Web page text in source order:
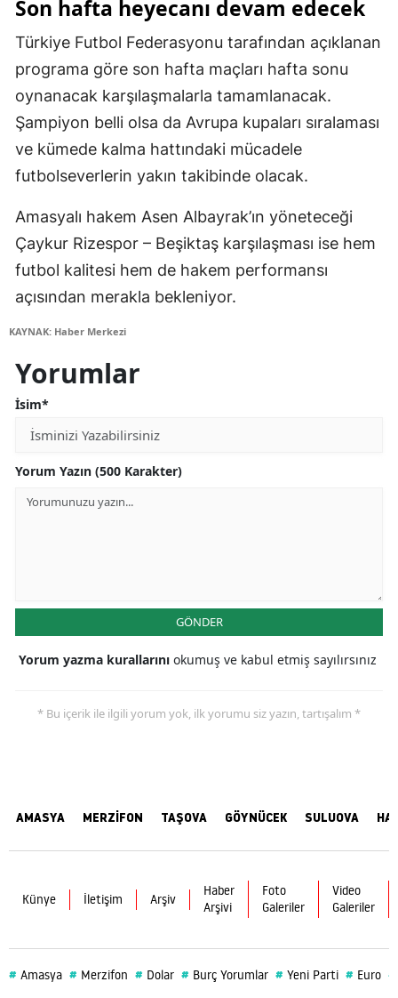
Son hafta heyecanı devam edecek
Türkiye Futbol Federasyonu tarafından açıklanan
programa göre son hafta maçları hafta sonu
oynanacak karşılaşmalarla tamamlanacak.
Şampiyon belli olsa da Avrupa kupaları sıralaması
ve kümede kalma hattındaki mücadele
futbolseverlerin yakın takibinde olacak.
Amasyalı hakem Asen Albayrak’ın yöneteceği
Çaykur Rizespor – Beşiktaş karşılaşması ise hem
futbol kalitesi hem de hakem performansı
açısından merakla bekleniyor.
KAYNAK: Haber Merkezi
Yorumlar
İsim*
Yorum Yazın (500 Karakter)
GÖNDER
Yorum yazma kurallarını okumuş ve kabul etmiş sayılırsınız
* Bu içerik ile ilgili yorum yok, ilk yorumu siz yazın, tartışalım *
AMASYA MERZİFON TAŞOVA GÖYNÜCEK SULUOVA
Künye İletişim Arşiv
Haber
Arşivi
Foto
Galeriler
Video
Galeriler
# Amasya # Merzifon # Dolar # Burç Yorumlar # Yeni Parti # Euro #